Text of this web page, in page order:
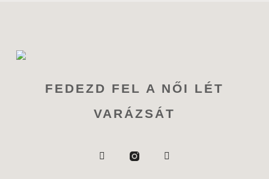
FEDEZD FEL A NŐI LÉT
VARÁZSÁT